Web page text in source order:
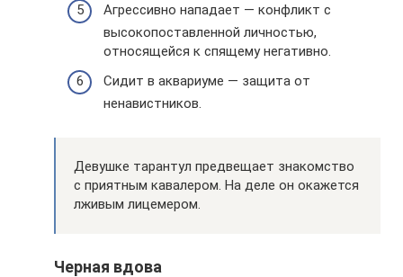
Агрессивно нападает — конфликт с
высокопоставленной личностью,
относящейся к спящему негативно.
Сидит в аквариуме — защита от
ненавистников.
Девушке тарантул предвещает знакомство
с приятным кавалером. На деле он окажется
лживым лицемером.
Черная вдова